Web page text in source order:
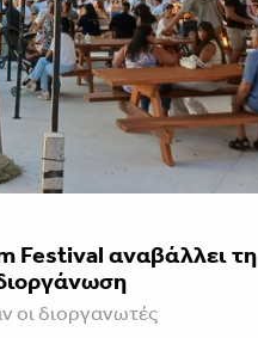
Festival αναβάλλει τη
οι διοργανωτές